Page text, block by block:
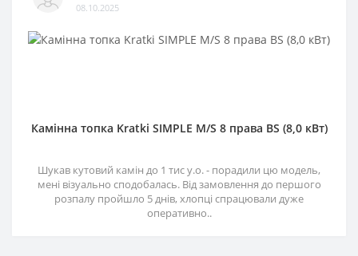
08.10.2025
Камінна топка Kratki SIMPLE M/S 8 права BS (8,0 кВт)
Шукав кутовий камін до 1 тис у.о. - порадили цю модель,
мені візуально сподобалась. Від замовлення до першого
розпалу пройшло 5 днів, хлопці спрацювали дуже
оперативно..